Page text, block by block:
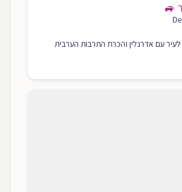
🚙
עם אדרנלין והכרת התרבות הערבית